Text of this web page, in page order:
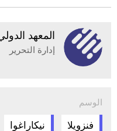
المعهد
إدارة التحرير
الوسم
فنزويلا نيكاراغوا